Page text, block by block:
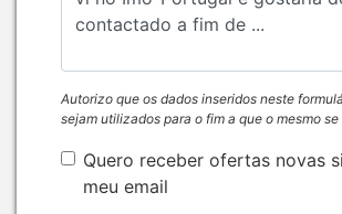
Autorizo que os dados inseridos neste
sejam utilizados para o fim a que o mesmo se
Quero receber ofertas novas
meu email